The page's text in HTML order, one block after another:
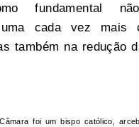
fundamental
cada vez mais
também na redução
foi um bispo católico,